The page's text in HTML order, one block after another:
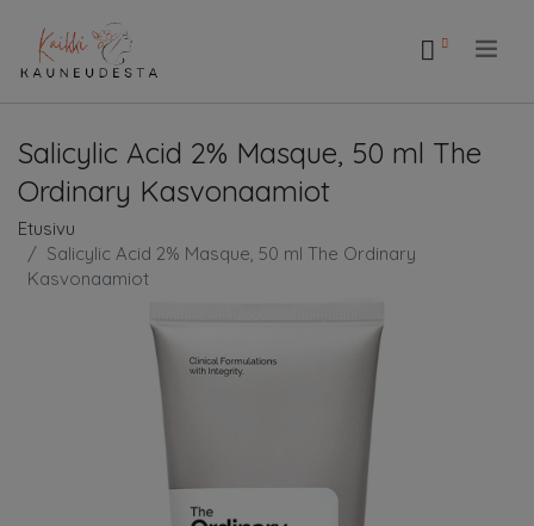
Salicylic Acid 2% Masque, 50 ml The
Ordinary Kasvonaamiot
Etusivu
Salicylic Acid 2% Masque, 50 ml The Ordinary
Kasvonaamiot